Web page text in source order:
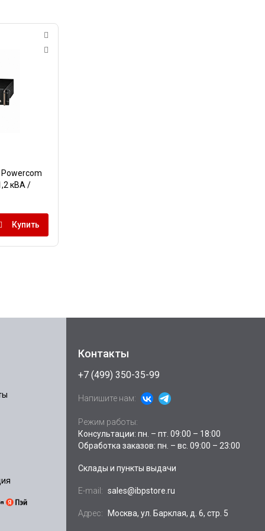
кВА /
Купить
Контакты
+7 (499) 350-35-99
Напишите нам:
Режим работы:
Консультации: пн. – пт. 09:00 – 18:00
Обработка заказов: пн. – вс. 09:00 – 23:00
Склады и пункты выдачи
E-mail: sales@ibpstore.ru
Адрес: Москва, ул. Барклая, д. 6, стр. 5